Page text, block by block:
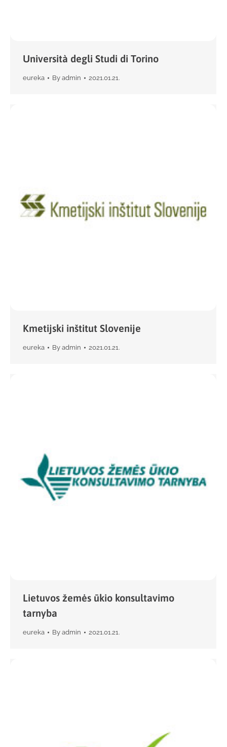
Università degli Studi di Torino
eureka By admin 2021.01.21.
Kmetijski inštitut Slovenije
eureka By admin 2021.01.21.
Lietuvos žemės ūkio konsultavimo
tarnyba
eureka By admin 2021.01.21.